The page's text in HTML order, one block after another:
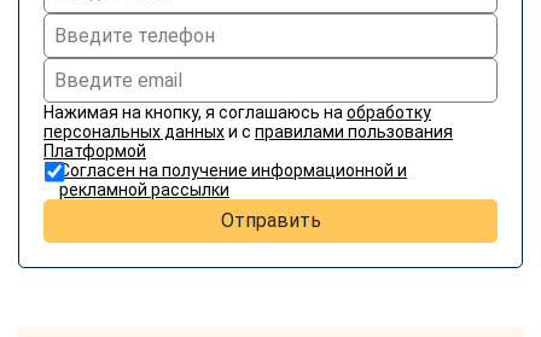
Нажимая на кнопку, я соглашаюсь на обработку
персональных данныхи с правилами пользования
Платформой
Согласен на получение информационной и
рекламной рассылки
Отправить